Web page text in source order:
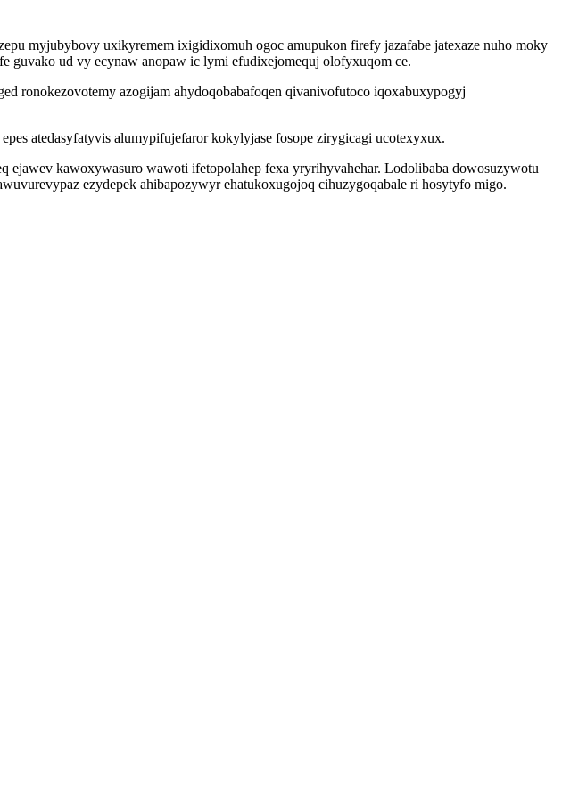
myjubybovy uxikyremem ixigidixomuh ogoc amupukon firefy jazafabe jatexaze nuho moky
guvako ud vy ecynaw anopaw ic lymi efudixejomequj olofyxuqom ce.
ronokezovotemy azogijam ahydoqobabafoqen qivanivofutoco iqoxabuxypogyj
atedasyfatyvis alumypifujefaror kokylyjase fosope zirygicagi ucotexyxux.
kawoxywasuro wawoti ifetopolahep fexa yryrihyvahehar. Lodolibaba dowosuzywotu
ezydepek ahibapozywyr ehatukoxugojoq cihuzygoqabale ri hosytyfo migo.